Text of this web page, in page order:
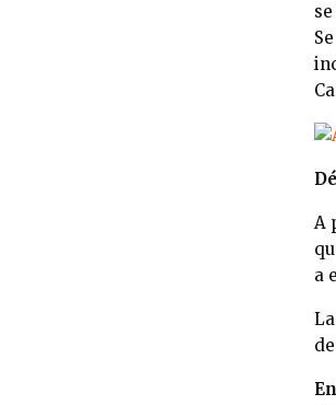
A
a